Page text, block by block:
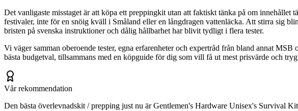
Det vanligaste misstaget är att köpa ett preppingkit utan att faktiskt tänka på om
festivaler, inte för en snöig kväll i Småland eller en långdragen vattenläcka. Att stirra sig
bristen på svenska instruktioner och dålig hållbarhet har blivit tydligt i flera tester.
Vi väger samman oberoende tester, egna erfarenheter och expertråd från bland annat
bästa budgetval, tillsammans med en köpguide för dig som vill få ut mest prisvärde och
Vår rekommendation
Den bästa överlevnadskit / prepping just nu är Gentlemen's Hardware Unisex's Survival